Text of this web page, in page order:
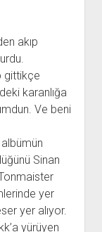
akıp
gittikçe
karanlığa
Ve beni
Sinan
yer
yer alıyor.
yürüyen